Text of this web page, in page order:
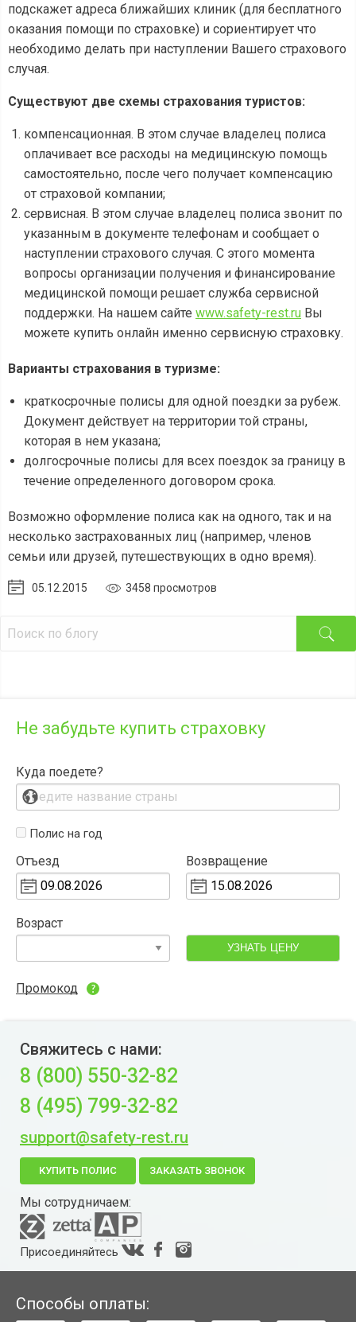
подскажет адреса ближайших клиник (для бесплатного
оказания помощи по страховке) и сориентирует что
необходимо делать при наступлении Вашего страхового
случая.
Существуют две схемы страхования туристов:
компенсационная. В этом случае владелец полиса
оплачивает все расходы на медицинскую помощь
самостоятельно, после чего получает компенсацию
от страховой компании;
сервисная. В этом случае владелец полиса звонит по
указанным в документе телефонам и сообщает о
наступлении страхового случая. С этого момента
вопросы организации получения и финансирование
медицинской помощи решает служба сервисной
поддержки. На нашем сайте www.safety-rest.ru Вы
можете купить онлайн именно сервисную страховку.
Варианты страхования в туризме:
краткосрочные полисы для одной поездки за рубеж.
Документ действует на территории той страны,
которая в нем указана;
долгосрочные полисы для всех поездок за границу в
течение определенного договором срока.
Возможно оформление полиса как на одного, так и на
несколько застрахованных лиц (например, членов
семьи или друзей, путешествующих в одно время).
05.12.2015 3458 просмотров
Не забудьте купить страховку
Куда поедете?
Полис на год
Отъезд Возвращение
Возраст
УЗНАТЬ ЦЕНУ
Промокод
Свяжитесь с нами:
8 (800) 550-32-82
8 (495) 799-32-82
support@safety-rest.ru
КУПИТЬ ПОЛИС ЗАКАЗАТЬ ЗВОНОК
Мы сотрудничаем:
Присоединяйтесь
Способы оплаты: